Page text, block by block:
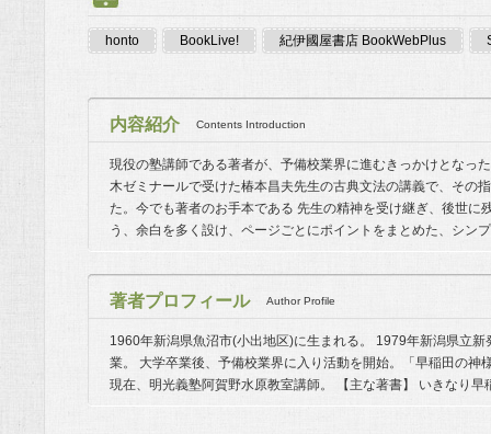
honto BookLive! 紀伊國屋書店 BookWebPlus
内容紹介 Contents Introduction
現役の塾講師である著者が、予備校業界に進むきっかけとなっ
木ゼミナールで受けた椿本昌夫先生の古典文法の講義で、その
た。今でも著者のお手本である 先生の精神を受け継ぎ、後世に
う、余白を多く設け、ページごとにポイントをまとめた、シン
著者プロフィール Author Profile
1960年新潟県魚沼市(小出地区)に生まれる。 1979年新潟県立
業。 大学卒業後、予備校業界に入り活動を開始。「早稲田の神
現在、明光義塾阿賀野水原教室講師。 【主な著書】 いきなり